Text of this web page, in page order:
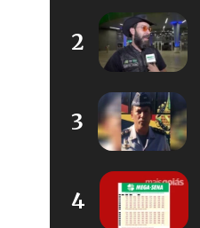
2
3
4